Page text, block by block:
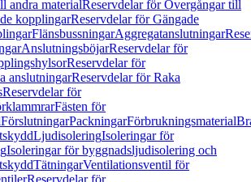
andra materialReservdelar för Övergångar till
kopplingarReservdelar för Gängade
FlänsbussningarAggregatanslutningar
AnslutningsböjarReservdelar för
Reservdelar för
anslutningarReservdelar för Raka
Reservdelar för
Fästen för
FörslutningarPackningarFörbrukningsmaterial
LjudisoleringIsoleringar för
Isoleringar för byggnadsljudisolering och
TätningarVentilationsventil för
Reservdelar för